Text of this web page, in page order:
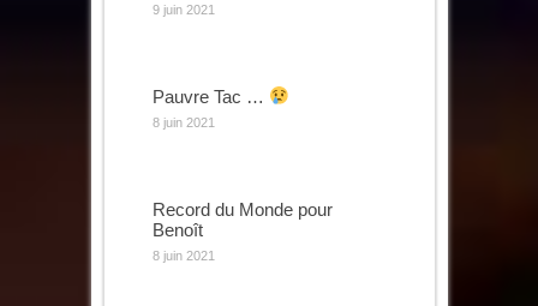
9 juin 2021
Pauvre Tac …
8 juin 2021
Record du Monde pour
Benoît
8 juin 2021